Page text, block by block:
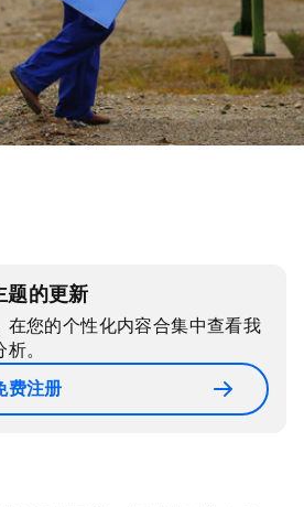
题的更新
在您的个性化内容合集中查看我
。
费注册